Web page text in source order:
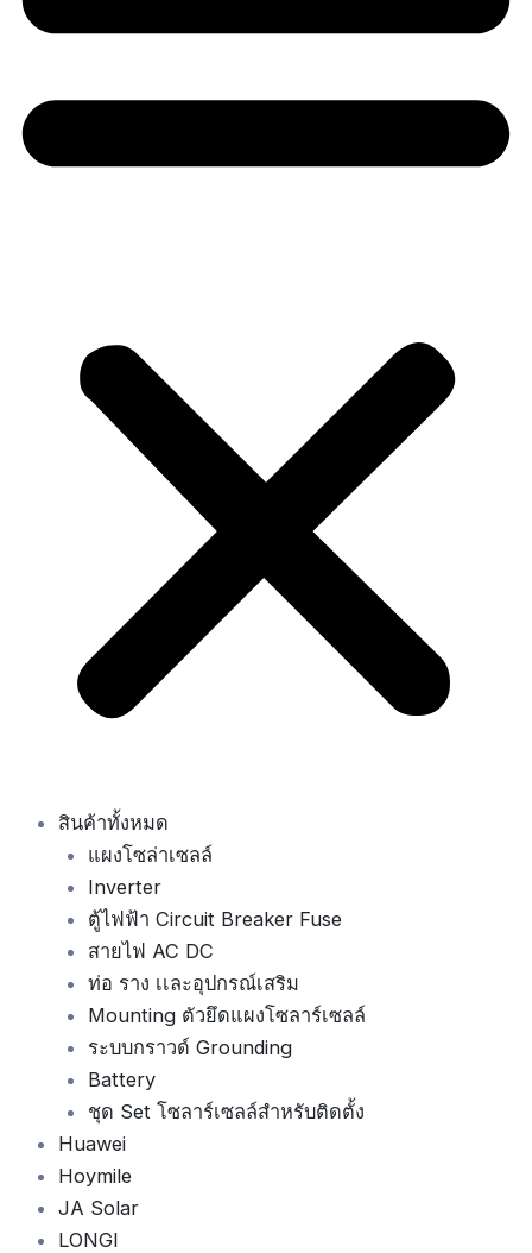
สินค้าทั้งหมด
แผงโซล่าเซลล์
Inverter
ตู้ไฟฟ้า Circuit Breaker Fuse
สายไฟ AC DC
ท่อ ราง เเละอุปกรณ์เสริม
Mounting ตัวยึดแผงโซลาร์เซลล์
ระบบกราวด์ Grounding
Battery
ชุด Set โซลาร์เซลล์สำหรับติดตั้ง
Huawei
Hoymile
JA Solar
LONGI